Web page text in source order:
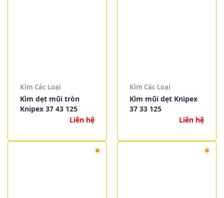
Kìm Các Loại
Kìm dẹt mũi tròn
Knipex 37 43 125
Liên hệ
Kìm Các Loại
Kìm mũi dẹt Knipex
37 33 125
Liên hệ